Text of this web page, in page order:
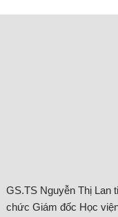
GS.TS Nguyễn Thị Lan
chức Giám đốc Học